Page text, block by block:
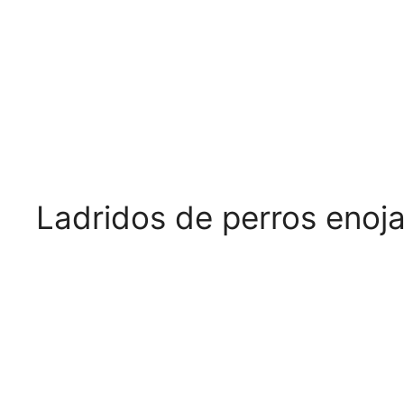
Ladridos de perros